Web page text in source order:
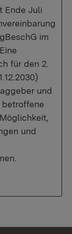
Ende Juli
im
für den 2.
und
betroffene
und